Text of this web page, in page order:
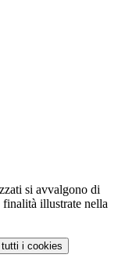
si avvalgono di
illustrate nella
i cookies